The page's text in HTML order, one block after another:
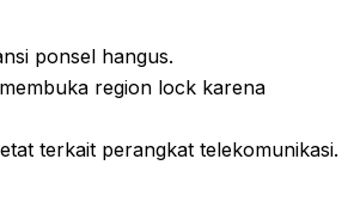
ponsel hangus.
region lock karena
terkait perangkat telekomunikasi.